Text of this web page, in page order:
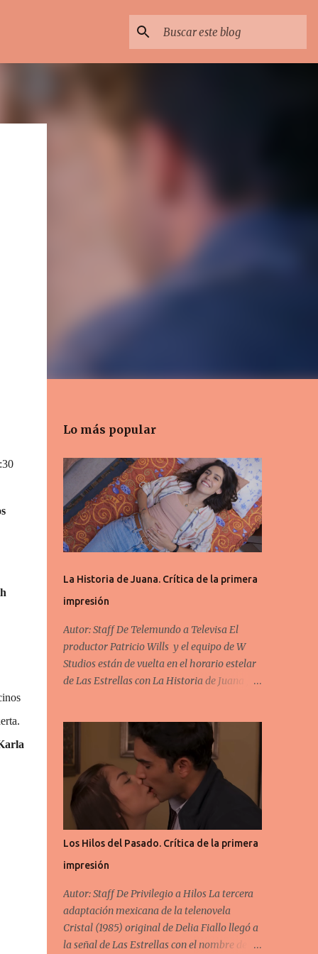
Lo más popular
La Historia de Juana. Crítica de la primera
impresión
Autor: Staff De Telemundo a Televisa El
productor Patricio Wills y el equipo de W
Studios están de vuelta en el horario estelar
de Las Estrellas con La Historia de Juana ,
formado por la autora original Perla Farías
( Rubí Rebelde ) junto con Verónica Suárez (
Muchachitas ), Basilio Álvarez ( Tierra de
Reyes ) y Felipe Silva ( Enemigo Íntimo ).
Todos ellos veteranos en el mundo de los
melodramas. La pareja protagónica está
formada por Camila Valero (bisnieta de
Silvia Pinal ) y Brandon Peniche . Para ella se
trata de su primera telenovela en Televisa y
estelar del canal. Los antagonistas
principales son Irina Baeva , Fabiola
Guajardo y Alexis Ayala . En el primer
Los Hilos del Pasado. Crítica de la primera
impresión
Autor: Staff De Privilegio a Hilos La tercera
adaptación mexicana de la telenovela
Cristal (1985) original de Delia Fiallo llegó a
la señal de Las Estrellas con el nombre de